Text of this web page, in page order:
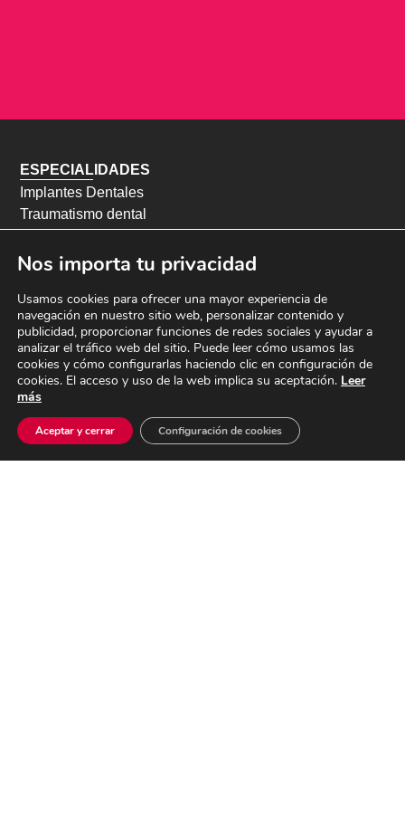
ESPECIALIDADES
Implantes Dentales
Traumatismo dental
Ortodoncia infantil
Ortodoncia adultos
Odontopediatría
Endodoncia
Periodoncia
Blanqueamiento dental
Odontología conservadora
Roncopatía y apneas del sueño
Nos importa tu privacidad
Usamos cookies para ofrecer una mayor experiencia de
navegación en nuestro sitio web, personalizar contenido y
publicidad, proporcionar funciones de redes sociales y ayudar a
analizar el tráfico web del sitio. Puede leer cómo usamos las
cookies y cómo configurarlas haciendo clic en configuración de
cookies. El acceso y uso de la web implica su aceptación. Leer
más
Aceptar y cerrar Configuración de cookies